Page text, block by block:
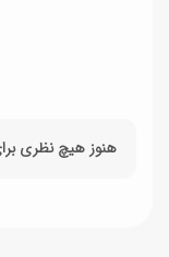
هنوز هیچ نظری